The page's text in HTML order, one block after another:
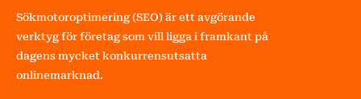
Sökmotoroptimering (SEO) är ett avgörande
verktyg för företag som vill ligga i framkant på
dagens mycket konkurrensutsatta
onlinemarknad.